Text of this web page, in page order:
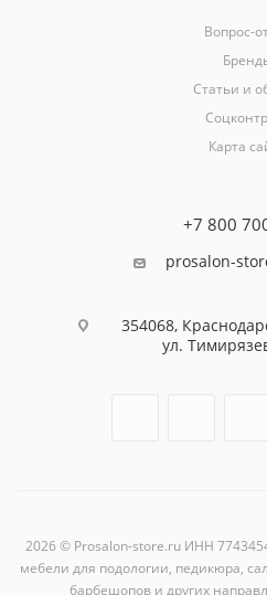
Вопрос-
Статьи и
Карта
+7 800
prosalon-
354068,
ул.
2026 © Prosalon-store.ru ИНН
мебели для подологии, педикюра,
барбешопов и других